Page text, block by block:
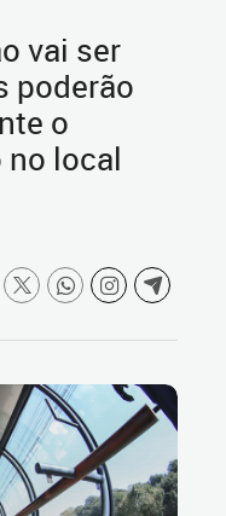
vai ser
poderão
o
local